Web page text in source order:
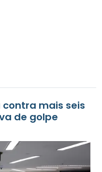
contra mais seis
de golpe